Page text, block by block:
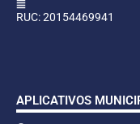
RUC: 20154469941
APLICATIVOS